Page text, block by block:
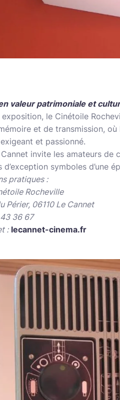
valeur patrimoniale et
le Cinétoile
et de transmission,
et passionné.
invite les amateurs de
symboles d’une
pratiques :
Rocheville
Périer, 06110 Le Cannet
36 67
: lecannet-cinema.fr